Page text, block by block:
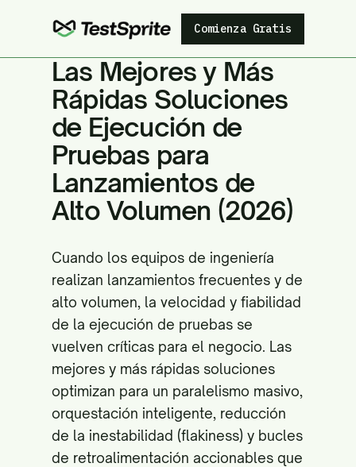
Comienza Gratis
Las Mejores y Más
Rápidas Soluciones
de Ejecución de
Pruebas para
Lanzamientos de
Alto Volumen (2026)
Cuando los equipos de ingeniería
realizan lanzamientos frecuentes y de
alto volumen, la velocidad y fiabilidad
de la ejecución de pruebas se
vuelven críticas para el negocio. Las
mejores y más rápidas soluciones
optimizan para un paralelismo masivo,
orquestación inteligente, reducción
de la inestabilidad (flakiness) y bucles
de retroalimentación accionables que